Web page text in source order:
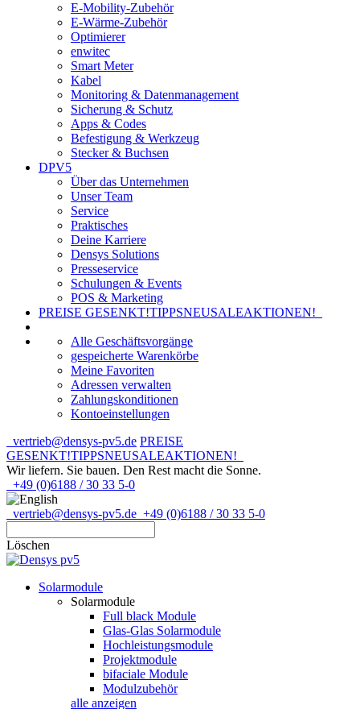
E-Mobility-Zubehör
E-Wärme-Zubehör
Optimierer
enwitec
Smart Meter
Kabel
Monitoring & Datenmanagement
Sicherung & Schutz
Apps & Codes
Befestigung & Werkzeug
Stecker & Buchsen
DPV5
Über das Unternehmen
Unser Team
Service
Praktisches
Deine Karriere
Densys Solutions
Presseservice
Schulungen & Events
POS & Marketing
PREISE GESENKT!TIPPSNEUSALEAKTIONEN!
Alle Geschäftsvorgänge
gespeicherte Warenkörbe
Meine Favoriten
Adressen verwalten
Zahlungskonditionen
Kontoeinstellungen
vertrieb@densys-pv5.de PREISE
GESENKT!TIPPSNEUSALEAKTIONEN!
Wir liefern. Sie bauen. Den Rest macht die Sonne.
+49 (0)6188 / 30 33 5-0
vertrieb@densys-pv5.de +49 (0)6188 / 30 33 5-0
Löschen
Solarmodule
Solarmodule
Full black Module
Glas-Glas Solarmodule
Hochleistungsmodule
Projektmodule
bifaciale Module
Modulzubehör
alle anzeigen